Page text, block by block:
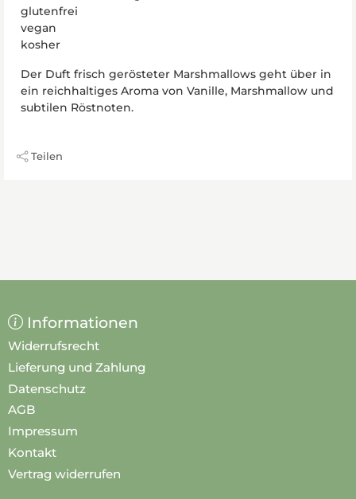
glutenfrei
vegan
kosher
Der Duft frisch gerösteter Marshmallows geht über in
ein reichhaltiges Aroma von Vanille, Marshmallow und
subtilen Röstnoten.
Teilen
Informationen
Widerrufsrecht
Lieferung und Zahlung
Datenschutz
AGB
Impressum
Kontakt
Vertrag widerrufen